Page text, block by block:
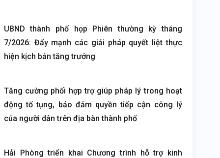
UBND thành phố họp Phiên thường kỳ tháng
7/2026: Đẩy mạnh các giải pháp quyết liệt thực
hiện kịch bản tăng trưởng
Tăng cường phối hợp trợ giúp pháp lý trong hoạt
động tố tụng, bảo đảm quyền tiếp cận công lý
của người dân trên địa bàn thành phố
Hải Phòng triển khai Chương trình hỗ trợ kinh